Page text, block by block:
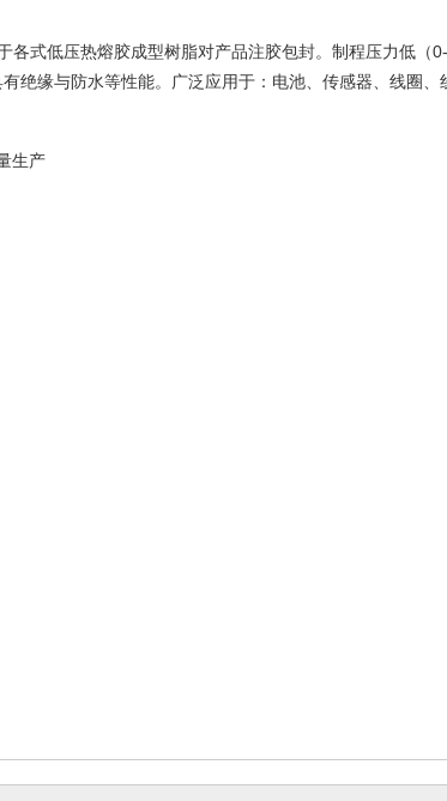
各式低压热熔胶成型树脂对产品注胶包封。制程压力低（
绝缘与防水等性能。广泛应用于：电池、传感器、线圈、
生产